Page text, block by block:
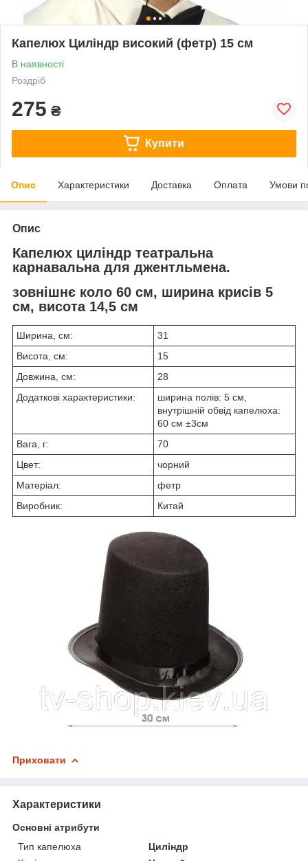
Капелюх Циліндр високий (фетр) 15 см
В наявності
Роздріб
275 ₴
Купити
Опис Характеристики Доставка Оплата Умови
Опис
Капелюх циліндр театральна
карнавальна для джентльмена.
зовнішнє коло 60 см, ширина крисів 5
см, висота 14,5 см
Ширина, см:
31
Висота, см:
15
Довжина, см:
28
Додаткові характеристики:
ширина полів: 5 см,
внутрішній обвід капелюха:
60 см ±3см
Вага, г:
70
Цвет:
чорний
Матеріал:
фетр
Виробник:
Китай
Приховати
Характеристики
Основні атрибути
Тип капелюха
Циліндр